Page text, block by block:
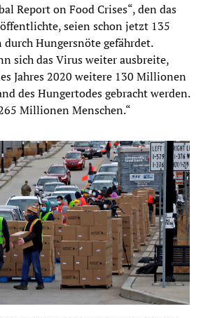
Report on Food Crises“, den das
seien schon jetzt 135
Hungersnöte gefährdet.
sich das Virus weiter ausbreite,
Jahres 2020 weitere 130 Millionen
des Hungertodes gebracht werden.
Millionen Menschen.“